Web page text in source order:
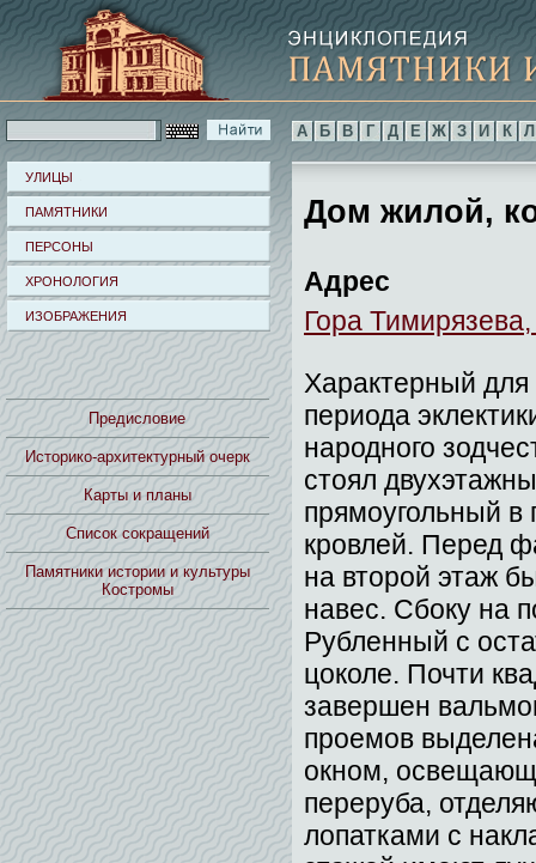
УЛИЦЫ
ПАМЯТНИКИ
ПЕРСОНЫ
ХРОНОЛОГИЯ
ИЗОБРАЖЕНИЯ
Предисловие
Историко-архитектурный очерк
Карты и планы
Список сокращений
Памятники истории и культуры
Костромы
А Б В Г Д Е Ж З И К Л
Дом жилой,
Адрес
Гора Тимирязева,
Характерный
периода
народного
стоял
прямоугольный
кровлей. Перед
на второй этаж
навес. Сбоку на
Рубленный с
цоколе. Почти
завершен
проемов
окном,
переруба,
лопатками с